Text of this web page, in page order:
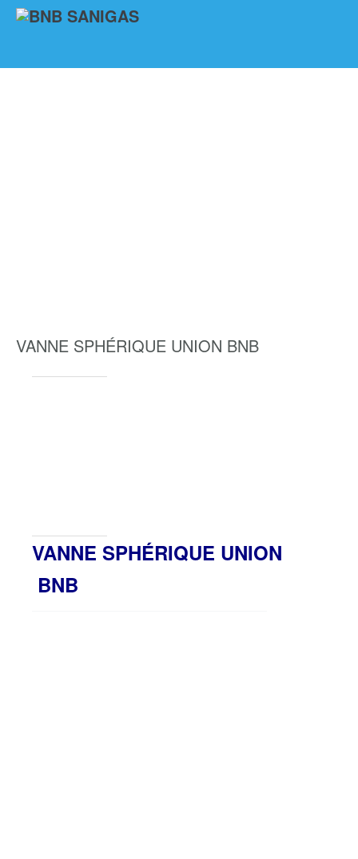
VANNE SPHÉRIQUE UNION BNB
VANNE SPHÉRIQUE UNION
BNB